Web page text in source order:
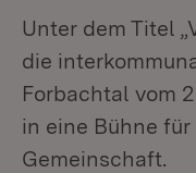
Unter dem Titel
die
Forbachtal vom
in eine Bühne
Gemeinschaft.